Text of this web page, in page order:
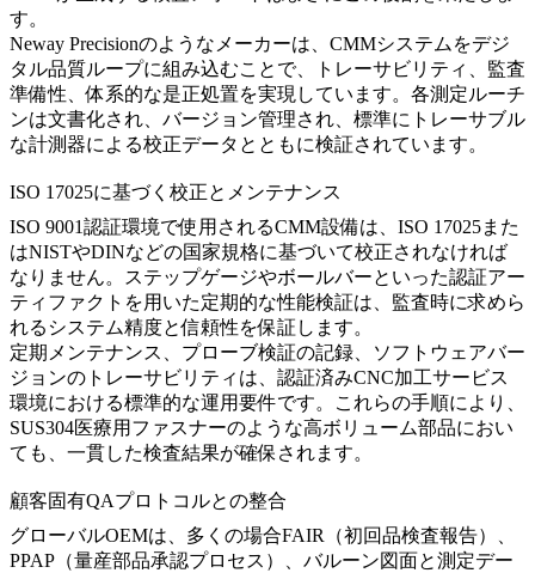
す。
Neway Precisionのようなメーカーは、CMMシステムをデジ
タル品質ループに組み込むことで、トレーサビリティ、監査
準備性、体系的な是正処置を実現しています。各測定ルーチ
ンは文書化され、バージョン管理され、標準にトレーサブル
な計測器による校正データとともに検証されています。
ISO 17025に基づく校正とメンテナンス
ISO 9001認証環境で使用されるCMM設備は、ISO 17025また
はNISTやDINなどの国家規格に基づいて校正されなければ
なりません。ステップゲージやボールバーといった認証アー
ティファクトを用いた定期的な性能検証は、監査時に求めら
れるシステム精度と信頼性を保証します。
定期メンテナンス、プローブ検証の記録、ソフトウェアバー
ジョンのトレーサビリティは、認証済みCNC加工サービス
環境における標準的な運用要件です。これらの手順により、
SUS304医療用ファスナーのような高ボリューム部品におい
ても、一貫した検査結果が確保されます。
顧客固有QAプロトコルとの整合
グローバルOEMは、多くの場合FAIR（初回品検査報告）、
PPAP（量産部品承認プロセス）、バルーン図面と測定デー